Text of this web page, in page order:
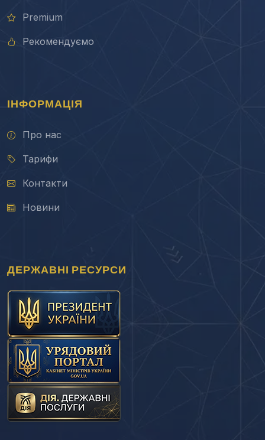
Premium
Рекомендуємо
ІНФОРМАЦІЯ
Про нас
Тарифи
Контакти
Новини
ДЕРЖАВНІ РЕСУРСИ